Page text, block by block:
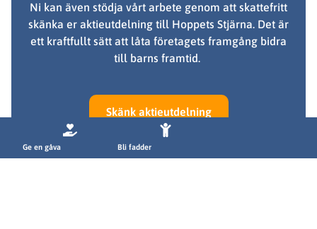
Ni kan även stödja vårt arbete genom att skattefritt
skänka er aktieutdelning till Hoppets Stjärna. Det är
ett kraftfullt sätt att låta företagets framgång bidra
till barns framtid.
Skänk aktieutdelning
Ge en gåva Bli fadder